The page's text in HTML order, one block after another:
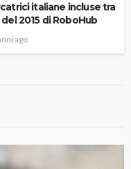
italiane incluse tra
2015 di RoboHub
ago